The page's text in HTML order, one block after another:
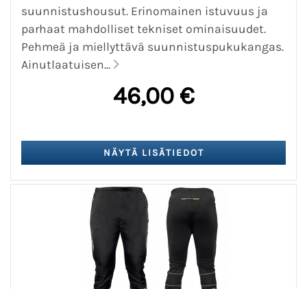
suunnistushousut. Erinomainen istuvuus ja
parhaat mahdolliset tekniset ominaisuudet.
Pehmeä ja miellyttävä suunnistuspukukangas.
Ainutlaatuisen...
46,00 €